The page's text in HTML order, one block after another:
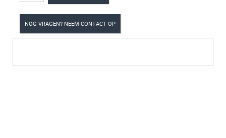
NOG VRAGEN? NEEM CONTACT OP